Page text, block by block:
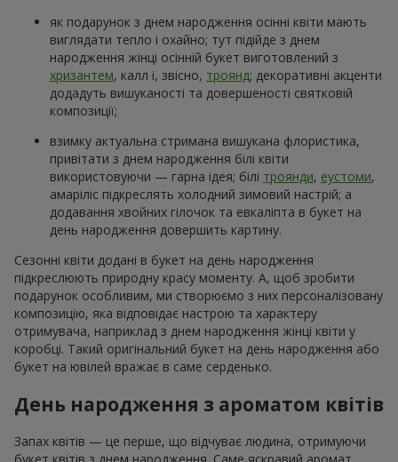
як подарунок з днем народження осінні квіти мають
виглядати тепло і охайно; тут підійде з днем
народження жінці осінній букет виготовлений з
хризантем, калл і, звісно, троянд; декоративні акценти
додадуть вишуканості та довершеності святковій
композиції;
взимку актуальна стримана вишукана флористика,
привітати з днем народження білі квіти
використовуючи — гарна ідея; білі троянди, еустоми,
амаріліс підкреслять холодний зимовий настрій; а
додавання хвойних гілочок та евкаліпта в букет на
день народження довершить картину.
Сезонні квіти додані в букет на день народження
підкреслюють природну красу моменту. А, щоб зробити
подарунок особливим, ми створюємо з них персоналізовану
композицію, яка відповідає настрою та характеру
отримувача, наприклад з днем народження жінці квіти у
коробці. Такий оригінальний букет на день народження або
букет на ювілей вражає в саме серденько.
День народження з ароматом квітів
Запах квітів — це перше, що відчуває людина, отримуючи